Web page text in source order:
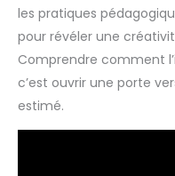
les pratiques
pour révéler une
Comprendre comment
c’est ouvrir une porte
estimé.